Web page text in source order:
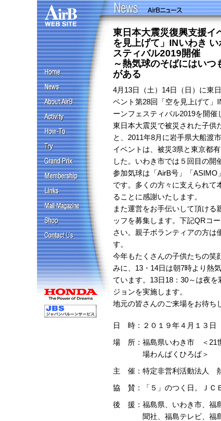
東日本大震災復興支援イ
を見上げて」INいわき
スティバル2019開催
～熱気球のそばにはいつ
がある
4月13日（土）14日（日）に東
ベント第28回「空を見上げて
ーンフェスティバル2019を開催
東日本大震災で被災された子供
と、2011年8月に岩手県大船渡
イベントは、被災3県と東京都
した。いわき市では５回目の開
参加気球は「AirB号」「ASIMO
です。多くの方々に支えられて
ることに感謝いたします。
また運営をお手伝いして頂ける
ッフを募集します。下記QRコ
さい。親子ボランティアの方は
す。
今年もたくさんの子供たちの笑
みに、13・14日は朝7時より熱
ています。13日18：30～は夜
ジョンを実施します。
地元の皆さんのご来場をお待ち
日 時： ２０１９年４月１３日
場 所： 福島県いわき市 ＜21
場わんぱくひろば＞
主 催： 特定非営利活動法人
協 賛： 「５」のつく日。ＪＣ
後 援： 福島県、いわき市、福
聞社、福島テレビ、福